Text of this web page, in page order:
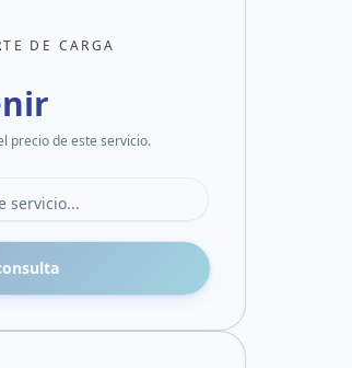
DE CARGA
precio de este servicio.